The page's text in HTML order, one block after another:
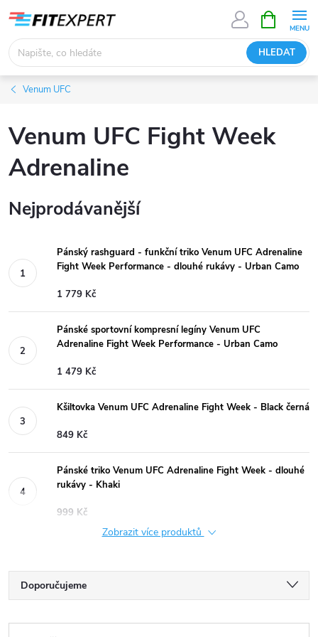
obsah
HLEDAT
NÁKUPNÍ
KOŠÍK
Venum UFC
Venum UFC Fight Week
Adrenaline
Nejprodávanější
Pánský rashguard - funkční triko Venum UFC Adrenaline
Fight Week Performance - dlouhé rukávy - Urban Camo
1 779 Kč
Pánské sportovní kompresní legíny Venum UFC
Adrenaline Fight Week Performance - Urban Camo
1 479 Kč
Kšiltovka Venum UFC Adrenaline Fight Week - Black černá
849 Kč
Pánské triko Venum UFC Adrenaline Fight Week - dlouhé
rukávy - Khaki
999 Kč
Zobrazit více produktů
Ř
a
Doporučujeme